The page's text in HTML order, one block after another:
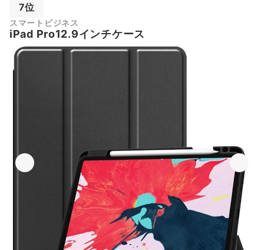
7位
スマートビジネス
iPad Pro12.9インチケース